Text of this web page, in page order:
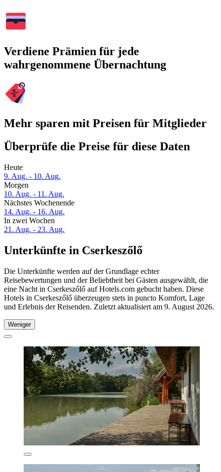
Verdiene Prämien für jede
wahrgenommene Übernachtung
Mehr sparen mit Preisen für Mitglieder
Überprüfe die Preise für diese Daten
Heute
9. Aug. - 10. Aug.
Morgen
10. Aug. - 11. Aug.
Nächstes Wochenende
14. Aug. - 16. Aug.
In zwei Wochen
21. Aug. - 23. Aug.
Unterkünfte in Cserkeszőlő
Die Unterkünfte werden auf der Grundlage echter
Reisebewertungen und der Beliebtheit bei Gästen ausgewählt, die
eine Nacht in Cserkeszőlő auf Hotels.com gebucht haben. Diese
Hotels in Cserkeszőlő überzeugen stets in puncto Komfort, Lage
und Erlebnis der Reisenden. Zuletzt aktualisiert am 9. August 2026.
Weniger